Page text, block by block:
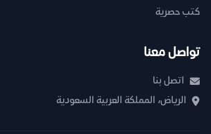
كتب حصرية
تواصل معنا
اتصل بنا
الرياض، المملكة العربية السعودية